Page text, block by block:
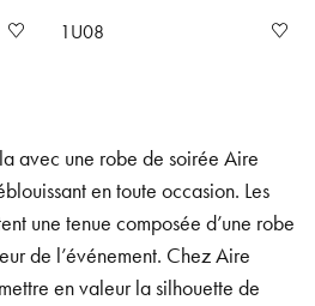
1U08
avec une robe de soirée Aire
en toute occasion. Les
une tenue composée d’une robe
de l’événement. Chez Aire
en valeur la silhouette de